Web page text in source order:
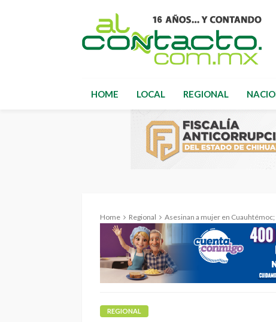
HOME LOCAL REGIONAL
Home Regional Asesinan a mujer en Cuauhtémoc;
REGIONAL